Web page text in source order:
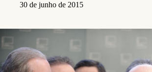
30 de junho de 2015